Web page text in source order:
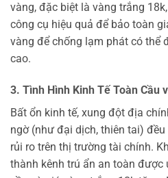
vàng, đặc biệt là vàng trắng
công cụ hiệu quả để bảo toàn
vàng để chống lạm phát có thể
cao.
3. Tình Hình Kinh Tế Toàn Cầu
Bất ổn kinh tế, xung đột địa
ngờ (như đại dịch, thiên tai)
rủi ro trên thị trường tài chính.
thành kênh trú ẩn an toàn được